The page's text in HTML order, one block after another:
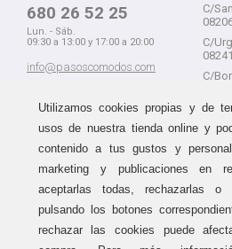
680 26 52 25
Lun. - Sáb.
09:30 a 13:00 y 17:00 a 20:00
info@pasoscomodos.com
C/
C/
C/
Guía de compra
Métodos de envío
Haz
15
Utilizamos cookies propias y de
usos de nuestra tienda online y
contenido a tus gustos y
marketing y publicaciones en
aceptarlas todas, rechazarlas o
pulsando los botones
rechazar las cookies puede